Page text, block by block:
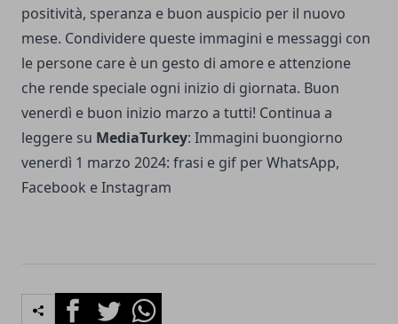
positività, speranza e buon auspicio per il nuovo
mese. Condividere queste immagini e messaggi con
le persone care è un gesto di amore e attenzione
che rende speciale ogni inizio di giornata. Buon
venerdì e buon inizio marzo a tutti! Continua a
leggere su MediaTurkey: Immagini buongiorno
venerdì 1 marzo 2024: frasi e gif per WhatsApp,
Facebook e Instagram
FacebookTwitterWhatsapp